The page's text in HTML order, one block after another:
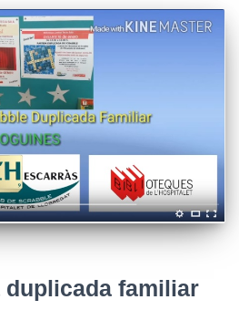
duplicada familiar